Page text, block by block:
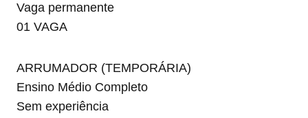
Vaga permanente
01 VAGA
ARRUMADOR (TEMPORÁRIA)
Ensino Médio Completo
Sem experiência